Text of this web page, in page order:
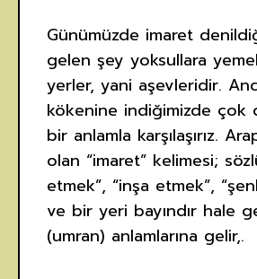
Günümüzde imaret
gelen şey yoksullara
yerler, yani aşevleridir.
kökenine indiğimizde çok
bir anlamla karşılaşırız.
olan “imaret” kelimesi;
etmek”, “inşa etmek”,
ve bir yeri bayındır hale
(umran) anlamlarına gelir,.